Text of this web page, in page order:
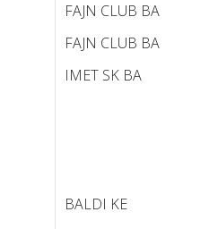
FAJN CLUB BA
FAJN CLUB BA
IMET SK BA
BALDI KE